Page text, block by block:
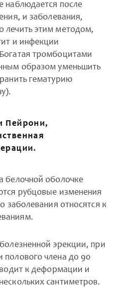
наблюдается после
и заболевания,
лечить этим методом,
и инфекции
тромбоцитами
образом уменьшить
гематурию
Пейрони,
белочной оболочке
рубцовые изменения
заболевания относятся к
эрекции, при
полового члена до 90
к деформации и
сантиметров.